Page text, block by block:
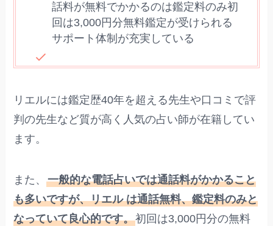
話料が無料でかかるのは鑑定料のみ初
回は3,000円分無料鑑定が受けられる
サポート体制が充実している
リエルには鑑定歴40年を超える先生や口コミで評
判の先生など質が高く人気の占い師が在籍してい
ます。
また、一般的な電話占いでは通話料がかかること
も多いですが、リエル は通話無料、鑑定料のみと
なっていて良心的です。初回は3,000円分の無料